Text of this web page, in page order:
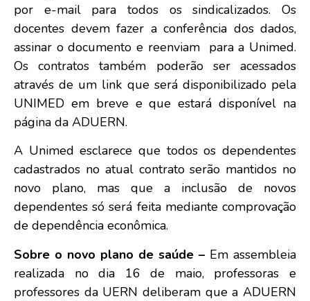
por e-mail para todos os sindicalizados. Os
docentes devem fazer a conferência dos dados,
assinar o documento e reenviam para a Unimed.
Os contratos também poderão ser acessados
através de um link que será disponibilizado pela
UNIMED em breve e que estará disponível na
página da ADUERN.
A Unimed esclarece que todos os dependentes
cadastrados no atual contrato serão mantidos no
novo plano, mas que a inclusão de novos
dependentes só será feita mediante comprovação
de dependência econômica.
Sobre o novo plano de saúde – Em assembleia
realizada no dia 16 de maio, professoras e
professores da UERN deliberam que a ADUERN